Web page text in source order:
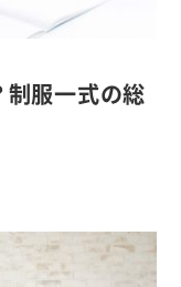
制服一式の総